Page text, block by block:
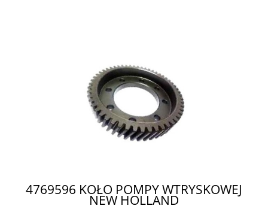
4769596 KOŁO POMPY WTRYSKOWEJ
NEW HOLLAND